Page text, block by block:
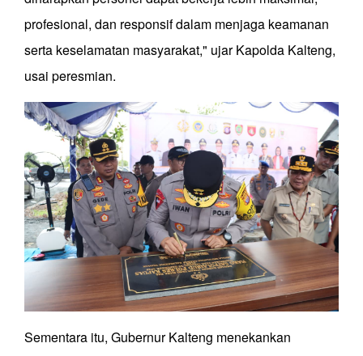
profesional, dan responsif dalam menjaga keamanan
serta keselamatan masyarakat," ujar Kapolda Kalteng,
usai peresmian.
Sementara itu, Gubernur Kalteng menekankan